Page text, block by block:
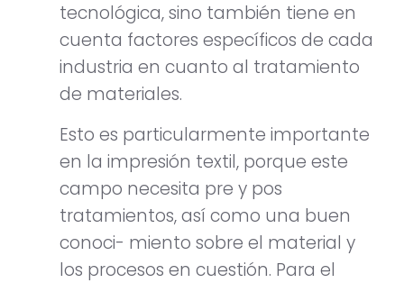
tecnológica, sino también tiene en
cuenta factores específicos de cada
industria en cuanto al tratamiento
de materiales.
Esto es particularmente importante
en la impresión textil, porque este
campo necesita pre y pos
tratamientos, así como una buen
conoci- miento sobre el material y
los procesos en cuestión. Para el